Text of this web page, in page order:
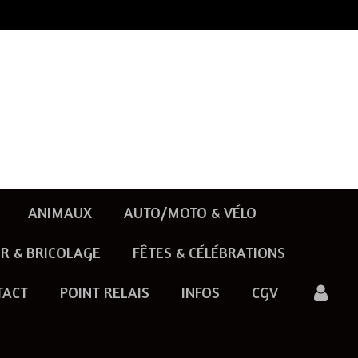
ANIMAUX AUTO/MOTO & VÉLO
& BRICOLAGE FÊTES & CÉLÉBRATIONS
POINT RELAIS INFOS CGV